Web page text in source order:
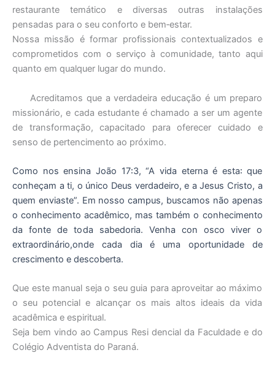
restaurante temático e diversas outras instalações
pensadas para o seu conforto e bem‐estar.
Nossa missão é formar profissionais contextualizados e
comprometidos com o serviço à comunidade, tanto aqui
quanto em qualquer lugar do mundo.
Acreditamos que a verdadeira educação é um preparo
missionário, e cada estudante é chamado a ser um agente
de transformação, capacitado para oferecer cuidado e
senso de pertencimento ao próximo.
Como nos ensina João 17꞉3, “A vida eterna é esta꞉ que
conheçam a ti, o único Deus verdadeiro, e a Jesus Cristo, a
quem enviaste”. Em nosso campus, buscamos não apenas
o conhecimento acadêmico, mas também o conhecimento
da fonte de toda sabedoria. Venha con osco viver o
extraordinário,onde cada dia é uma oportunidade de
crescimento e descoberta.
Que este manual seja o seu guia para aproveitar ao máximo
o seu potencial e alcançar os mais altos ideais da vida
acadêmica e espiritual.
Seja bem vindo ao Campus Resi dencial da Faculdade e do
Colégio Adventista do Paraná.